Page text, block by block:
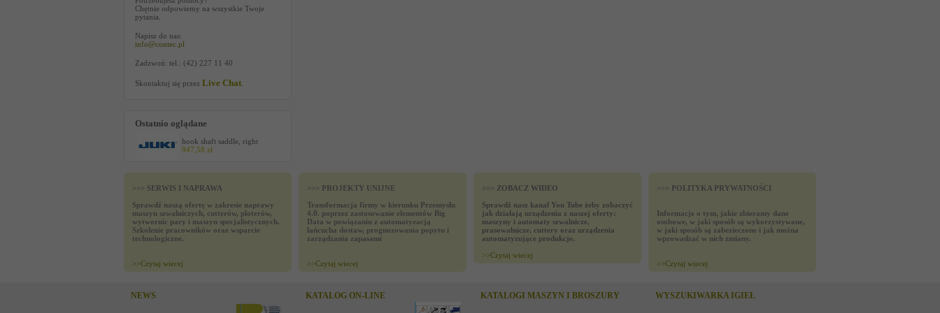
Chętnie odpowiemy na wszystkie Twoje
pytania.
Napisz do nas:
info@contec.pl
Zadzwoń: tel.: (42) 227 11 40
Skontaktuj się przez Live Chat
Ostatnio oglądane
hook shaft saddle, right
947,58 zł
>>> SERWIS I NAPRAWA
Sprawdź naszą ofertę w zakresie naprawy
maszyn szwalniczych, cutterów, ploterów,
wytwornic pary i maszyn specjalistycznych.
Szkolenie pracowników oraz wsparcie
technologiczne.
>>Czytaj wiecej
>>> PROJEKTY UNIJNE
Transformacja firmy w kierunku Przemysłu
4.0. poprzez zastosowanie elementów Big
Data w powiązaniu z automatyzacją
łańcucha dostaw, prognozowania popytu i
zarządzania zapasami
>>Czytaj wiecej
>>> ZOBACZ WIDEO
Sprawdź nasz kanał You Tube żeby zobaczyć
jak działają urządzenia z naszej oferty:
maszyny i automaty szwalnicze,
prasowalnicze, cuttery oraz urządzenia
automatyzujące produkcje.
>>Czytaj wiecej
>>> POLITYKA PRYWATNOŚCI
Informacje o tym, jakie zbieramy dane
osobowe, w jaki sposób są wykorzystywane,
w jaki sposób są zabezieczone i jak można
wprowadzać w nich zmiany.
>>Czytaj wiecej
NEWS KATALOG ON-LINE KATALOGI MASZYN I BROSZURY WYSZUKIWARKA IGIEŁ